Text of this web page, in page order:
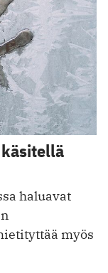
haluavat
myös